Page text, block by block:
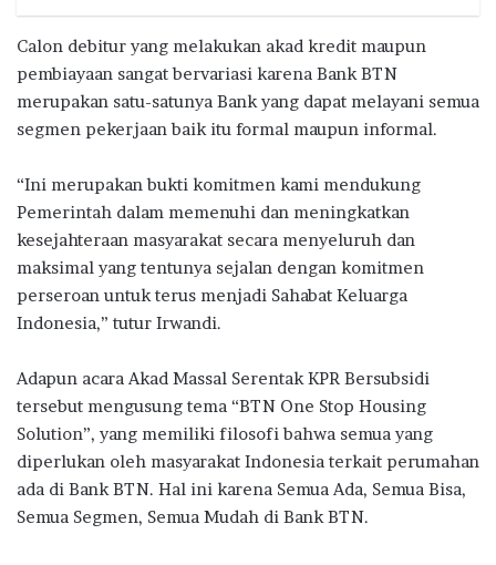
Calon debitur yang melakukan akad kredit maupun
pembiayaan sangat bervariasi karena Bank BTN
merupakan satu-satunya Bank yang dapat melayani semua
segmen pekerjaan baik itu formal maupun informal.
“Ini merupakan bukti komitmen kami mendukung
Pemerintah dalam memenuhi dan meningkatkan
kesejahteraan masyarakat secara menyeluruh dan
maksimal yang tentunya sejalan dengan komitmen
perseroan untuk terus menjadi Sahabat Keluarga
Indonesia,” tutur Irwandi.
Adapun acara Akad Massal Serentak KPR Bersubsidi
tersebut mengusung tema “BTN One Stop Housing
Solution”, yang memiliki filosofi bahwa semua yang
diperlukan oleh masyarakat Indonesia terkait perumahan
ada di Bank BTN. Hal ini karena Semua Ada, Semua Bisa,
Semua Segmen, Semua Mudah di Bank BTN.